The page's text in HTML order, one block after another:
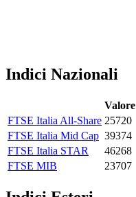
Indici Nazionali
Valore
FTSE Italia All-Share 25720
FTSE Italia Mid Cap 39374
FTSE Italia STAR
46268
FTSE MIB
23707